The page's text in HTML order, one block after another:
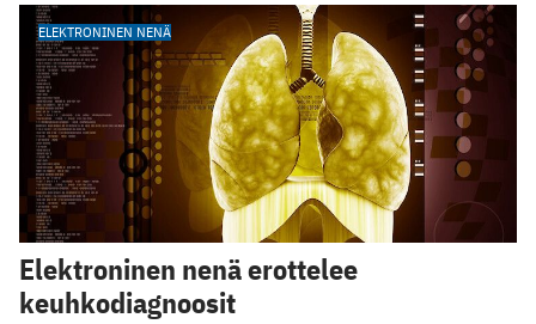
ELEKTRONINEN NENÄ
Elektroninen nenä erottelee
keuhkodiagnoosit